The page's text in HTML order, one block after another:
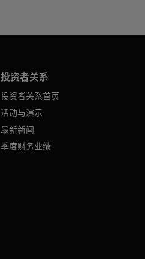
投资者关系
投资者关系首页
活动与演示
最新新闻
季度财务业绩